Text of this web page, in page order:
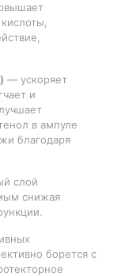
— ускоряет
и
в ампуле
благодаря
слой
снижая
борется с